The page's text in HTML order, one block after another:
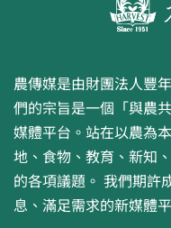
農傳媒是由財團法人豐
們的宗旨是一個「與農
媒體平台。站在以農為
地、食物、教育、新知
的各項議題。 我們期
息、滿足需求的新媒體